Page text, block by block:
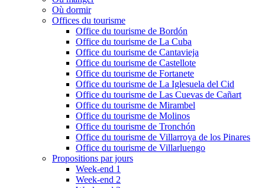
Où dormir
Offices du tourisme
Office du tourisme de Bordón
Office du tourisme de La Cuba
Office du tourisme de Cantavieja
Office du tourisme de Castellote
Office du tourisme de Fortanete
Office du tourisme de La Iglesuela del Cid
Office du tourisme de Las Cuevas de Cañart
Office du tourisme de Mirambel
Office du tourisme de Molinos
Office du tourisme de Tronchón
Office du tourisme de Villarroya de los Pinares
Office du tourisme de Villarluengo
Propositions par jours
Week-end 1
Week-end 2